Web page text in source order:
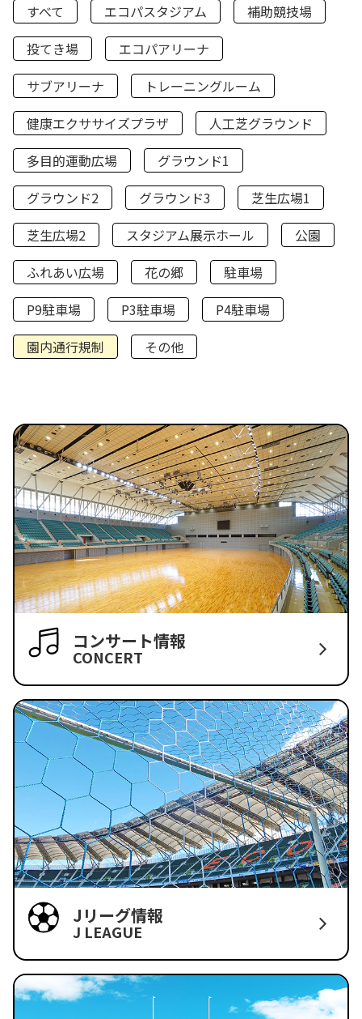
すべて エコパスタジアム
補助競技場
投てき場
エコパアリーナ
サブアリーナ
トレーニングルーム
健康エクササイズプラザ
人工芝グラウンド
多目的運動広場
グラウンド1
グラウンド2
グラウンド3
芝生広場1
芝生広場2
スタジアム展示ホール
公園
ふれあい広場
花の郷
駐車場
P9駐車場
P3駐車場
P4駐車場
園内通行規制
その他
コンサート情報
CONCERT
Jリーグ情報
J LEAGUE